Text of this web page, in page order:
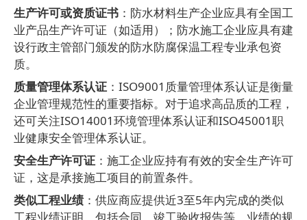
生产许可或资质证书 ：防水材料生产企业应具有全国工
业产品生产许可证（如适用）；防水施工企业应具有建
设行政主管部门颁发的防水防腐保温工程专业承包资
质。
质量管理体系认证 ： ISO9001 质量管理体系认证是衡量
企业管理规范性的重要指标。对于追求高品质的工程，
还可关注ISO14001环境管理体系认证和ISO45001职
业健康安全管理体系认证。
安全生产许可证 ：施工企业应持有有效的安全生产许可
证，这是承接施工项目的前置条件。
类似工程业绩：供应商应提供近3至5年内完成的类似